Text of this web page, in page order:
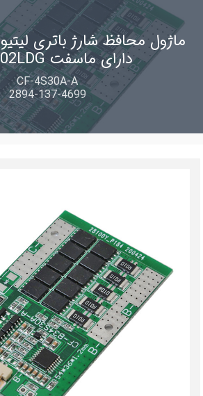
دارای ماسفت P75N02LDG
CF-4S30A-A
2894-137-4699